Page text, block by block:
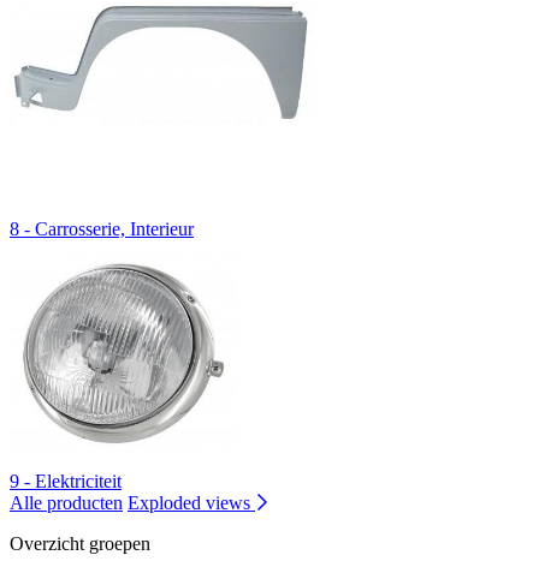
8 - Carrosserie, Interieur
9 - Elektriciteit
Alle producten Exploded views
Overzicht groepen